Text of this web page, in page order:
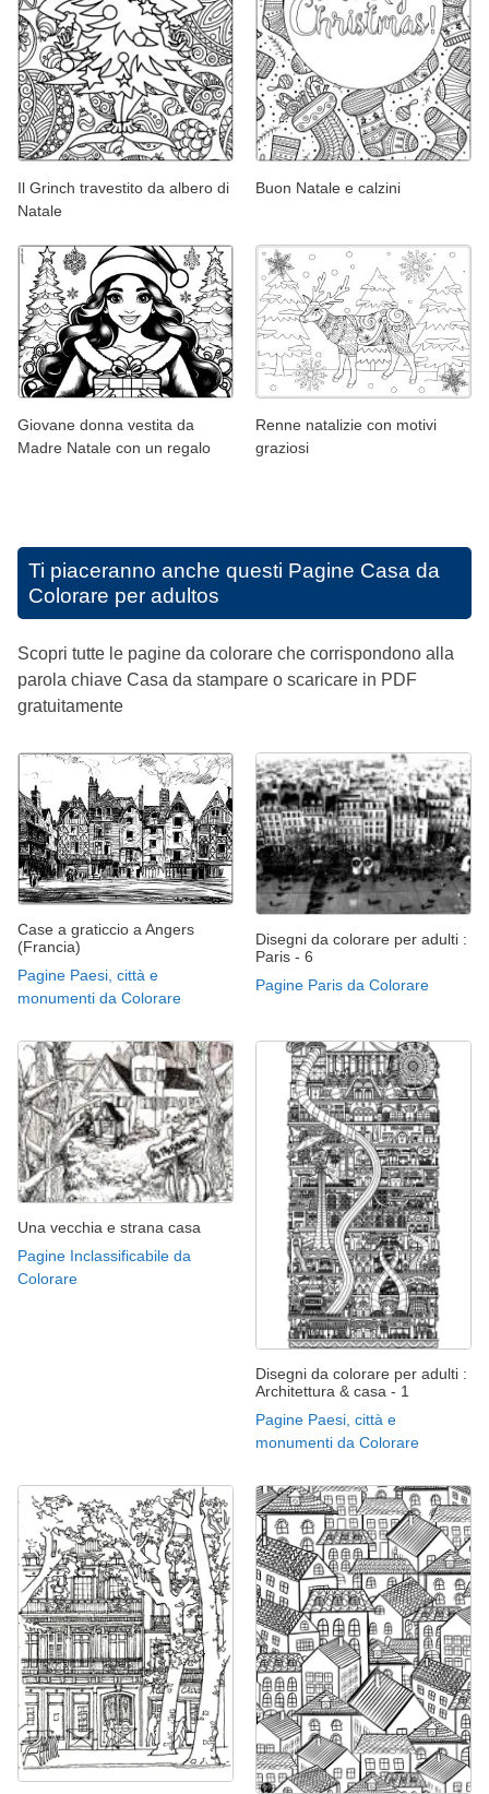
Il Grinch travestito da albero di
Natale
Buon Natale e calzini
Giovane donna vestita da
Madre Natale con un regalo
Renne natalizie con motivi
graziosi
Ti piaceranno anche questi Pagine Casa da
Colorare per adultos
Scopri tutte le pagine da colorare che corrispondono alla
parola chiave Casa da stampare o scaricare in PDF
gratuitamente
Case a graticcio a Angers
(Francia)
Pagine Paesi, città e
monumenti da Colorare
Disegni da colorare per adulti :
Paris - 6
Pagine Paris da Colorare
Una vecchia e strana casa
Pagine Inclassificabile da
Colorare
Disegni da colorare per adulti :
Architettura & casa - 1
Pagine Paesi, città e
monumenti da Colorare